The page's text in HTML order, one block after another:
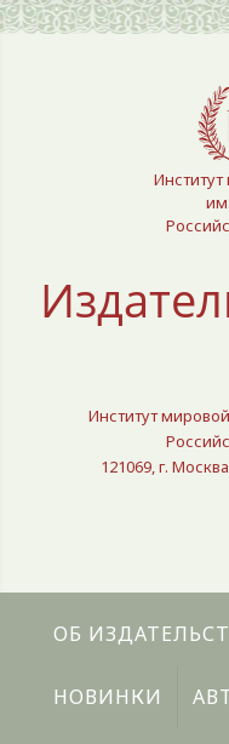
Выберите язык
Институт
121069, г.
ОБ
НОВИНКИ